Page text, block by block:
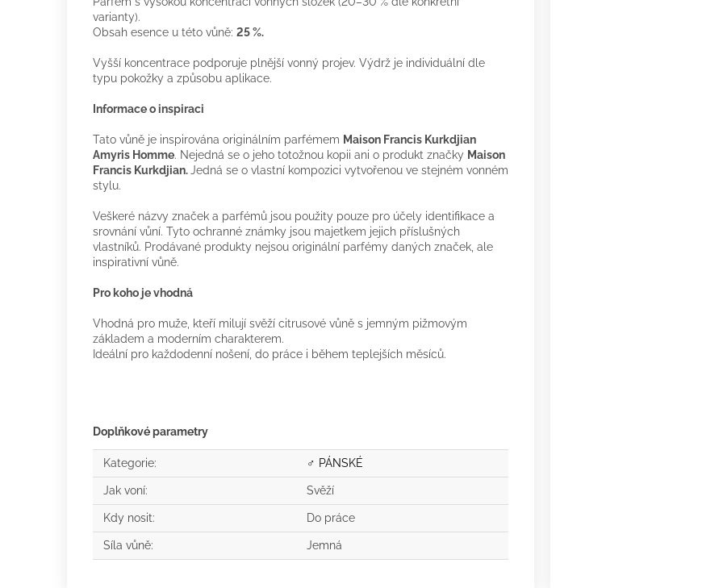
varianty).
Obsah esence u této vůně: 25 %.
Vyšší koncentrace podporuje plnější vonný projev. Výdrž je individuální dle
typu pokožky a způsobu aplikace.
Informace o inspiraci
Tato vůně je inspirována originálním parfémem Maison Francis Kurkdjian
Amyris Homme. Nejedná se o jeho totožnou kopii ani o produkt značky Maison
Francis Kurkdjian.Jedná se o vlastní kompozici vytvořenou ve stejném vonném
stylu.
Veškeré názvy značek a parfémů jsou použity pouze pro účely identifikace a
srovnání vůní. Tyto ochranné známky jsou majetkem jejich příslušných
vlastníků. Prodávané produkty nejsou originální parfémy daných značek, ale
inspirativní vůně.
Pro koho je vhodná
Vhodná pro muže, kteří milují svěží citrusové vůně s jemným pižmovým
základem a moderním charakterem.
Ideální pro každodenní nošení, do práce i během teplejších měsíců.
Doplňkové parametry
Kategorie: ♂ PÁNSKÉ
Jak voní: Svěží
Kdy nosit: Do práce
Síla vůně: Jemná